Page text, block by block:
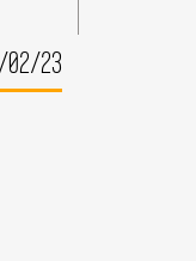
02/23